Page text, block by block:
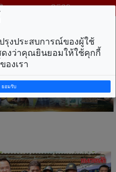
หาคม พ.ศ. 2569
รุงประสบการณ์ของผู้ใช้
ดงว่าคุณยินยอมให้ใช้คุกกี้
งเรา
ยอมรับ